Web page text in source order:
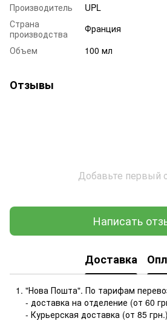
Производитель
UPL
Страна
производства
Франция
Объем
100 мл
Отзывы
Добавьте первый
Написать
Доставка
"Нова Пошта". По тарифам
- доставка на отделение (от 60
- Курьерская доставка (от 85 грн.)